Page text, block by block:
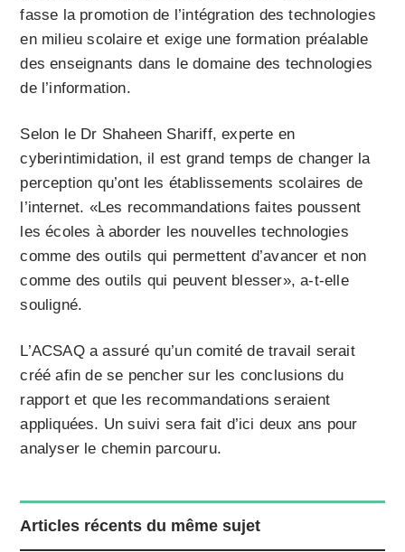
fasse la promotion de l’intégration des technologies
en milieu scolaire et exige une formation préalable
des enseignants dans le domaine des technologies
de l’information.
Selon le Dr Shaheen Shariff, experte en
cyberintimidation, il est grand temps de changer la
perception qu’ont les établissements scolaires de
l’internet. «Les recommandations faites poussent
les écoles à aborder les nouvelles technologies
comme des outils qui permettent d’avancer et non
comme des outils qui peuvent blesser», a-t-elle
souligné.
L’ACSAQ a assuré qu’un comité de travail serait
créé afin de se pencher sur les conclusions du
rapport et que les recommandations seraient
appliquées. Un suivi sera fait d’ici deux ans pour
analyser le chemin parcouru.
Articles récents du même sujet